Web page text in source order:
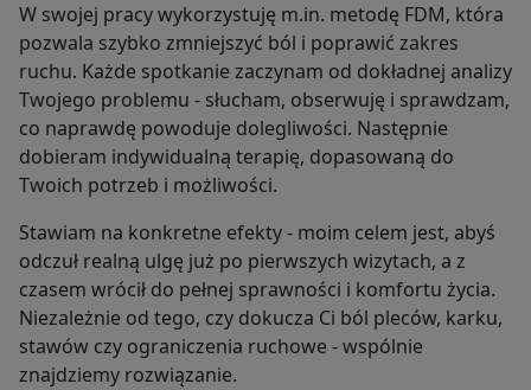
W swojej pracy wykorzystuję m.in. metodę FDM, która
pozwala szybko zmniejszyć ból i poprawić zakres
ruchu. Każde spotkanie zaczynam od dokładnej analizy
Twojego problemu - słucham, obserwuję i sprawdzam,
co naprawdę powoduje dolegliwości. Następnie
dobieram indywidualną terapię, dopasowaną do
Twoich potrzeb i możliwości.
Stawiam na konkretne efekty - moim celem jest, abyś
odczuł realną ulgę już po pierwszych wizytach, a z
czasem wrócił do pełnej sprawności i komfortu życia.
Niezależnie od tego, czy dokucza Ci ból pleców, karku,
stawów czy ograniczenia ruchowe - wspólnie
znajdziemy rozwiązanie.